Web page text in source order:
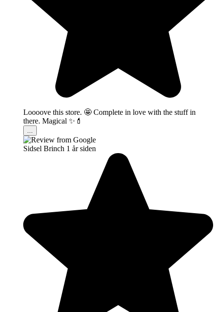
Loooove this store. 🤩 Complete in love with the stuff in
there. Magical ✨💄
Sidsel Brinch 1 år siden